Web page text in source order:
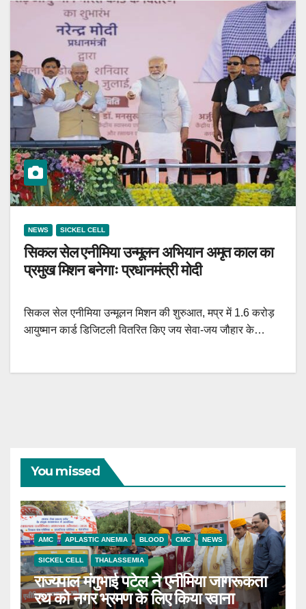
NEWS SICKEL CELL
सिकल सेल एनीमिया उन्मूलन अभियान अमृत काल का
प्रमुख मिशन बनेगाः प्रधानमंत्री मोदी
सिकल सेल एनीमिया उन्मूलन मिशन की शुरुआत, मप्र में 1.6 करोड़
आयुष्मान कार्ड डिजिटली वितरित किए जय सेवा-जय जौहार के…
You missed
AMC APLASTIC ANEMIA BLOOD CMC NEWS
SICKEL CELL THALASSEMIA
राज्यपाल मंगुभाई पटेल ने एनीमिया जागरूकता
रथ को नगर भ्रमण के लिए किया रवाना